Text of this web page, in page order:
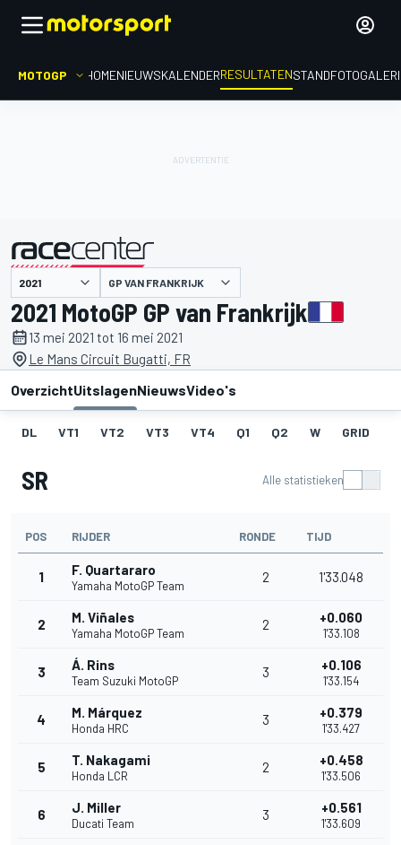
MOTOGP HOMENIEUWSKALENDERRESULTATENSTAND
gepresenteerd door GP VAN FRANKRIJK
2021 MotoGP GP van Frankrijk
13 mei 2021 tot 16 mei 2021
Le Mans Circuit Bugatti, FR
OverzichtUitslagenNieuwsVideo's
DL VT1 VT2 VT3 VT4 Q1 Q2 W GRID
SR Alle statistieken
POS RIJDER RONDE TIJD
1 F. Quartararo
Yamaha MotoGP Team
2 1'33.048
2 M. Viñales
Yamaha MotoGP Team
2 +0.060
1'33.108
3 Á. Rins
Team Suzuki MotoGP
3 +0.106
1'33.154
4 M. Márquez
Honda HRC
3 +0.379
1'33.427
5 T. Nakagami
Honda LCR
2 +0.458
1'33.506
6 J. Miller
Ducati Team
3 +0.561
1'33.609